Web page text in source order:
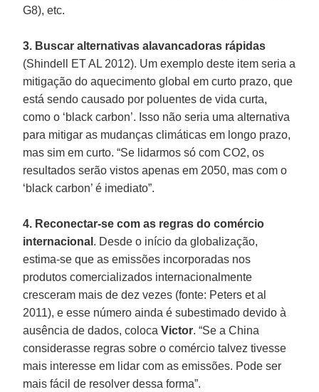
G8), etc.
3. Buscar alternativas alavancadoras rápidas
(Shindell ET AL 2012). Um exemplo deste item seria a
mitigação do aquecimento global em curto prazo, que
está sendo causado por poluentes de vida curta,
como o ‘black carbon’. Isso não seria uma alternativa
para mitigar as mudanças climáticas em longo prazo,
mas sim em curto. “Se lidarmos só com CO2, os
resultados serão vistos apenas em 2050, mas com o
‘black carbon’ é imediato”.
4. Reconectar-se com as regras do comércio
internacional . Desde o início da globalização,
estima-se que as emissões incorporadas nos
produtos comercializados internacionalmente
cresceram mais de dez vezes (fonte: Peters et al
2011), e esse número ainda é subestimado devido à
ausência de dados, colocaVictor. “Se a China
considerasse regras sobre o comércio talvez tivesse
mais interesse em lidar com as emissões. Pode ser
mais fácil de resolver dessa forma”.